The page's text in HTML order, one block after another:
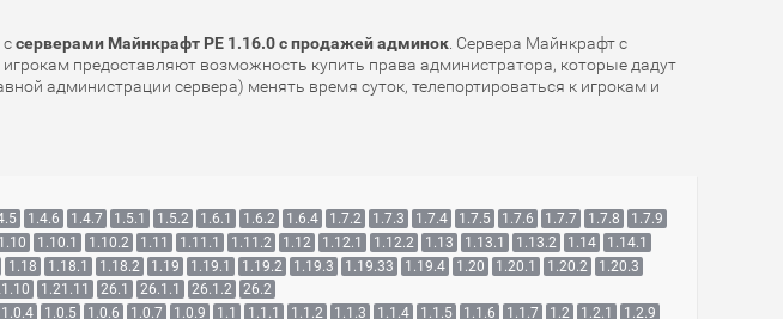
серверами Майнкрафт PE 1.16.0 с продажей админок . Сервера Майнкрафт с
предоставляют возможность купить права администратора, которые дадут
администрации сервера) менять время суток, телепортироваться к игрокам и
1.4.6 1.4.7 1.5.1 1.5.2 1.6.1 1.6.2 1.6.4 1.7.2 1.7.3 1.7.4 1.7.5 1.7.6 1.7.7 1.7.8
1.7.9
1.10 1.10.1 1.10.2 1.11 1.11.1 1.11.2 1.12 1.12.1 1.12.2 1.13 1.13.1 1.13.2 1.14
1.14.1
1.18 1.18.1 1.18.2 1.19 1.19.1 1.19.2 1.19.3 1.19.33 1.19.4 1.20 1.20.1 1.20.2
1.20.3
1.21.11 26.1 26.1.1 26.1.2 26.2
1.0.4 1.0.5 1.0.6 1.0.7 1.0.9 1.1 1.1.1 1.1.2 1.1.3 1.1.4 1.1.5 1.1.6 1.1.7 1.2 1.2.1
1.2.9